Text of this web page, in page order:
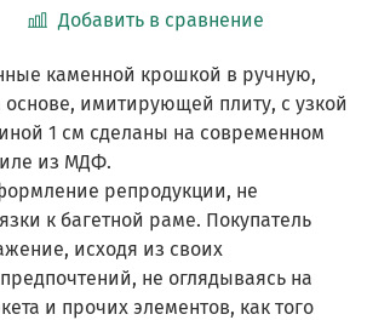
Добавить в сравнение
каменной крошкой в ручную,
имитирующей плиту, с узкой
1 см сделаны на современном
из МДФ.
репродукции, не
к багетной раме. Покупатель
исходя из своих
не оглядываясь на
и прочих элементов, как того